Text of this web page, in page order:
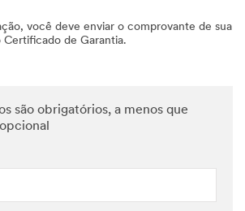
você deve enviar o comprovante de sua
de Garantia.
são obrigatórios, a menos que